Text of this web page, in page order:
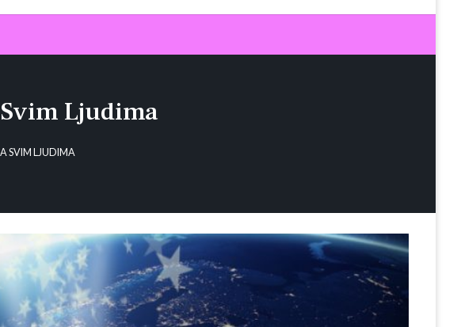
Ljudima
SVIM LJUDIMA